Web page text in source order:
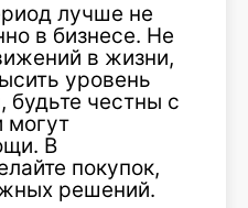
лучше не
в бизнесе. Не
в жизни,
уровень
будьте честны с
могут
В
покупок,
решений.